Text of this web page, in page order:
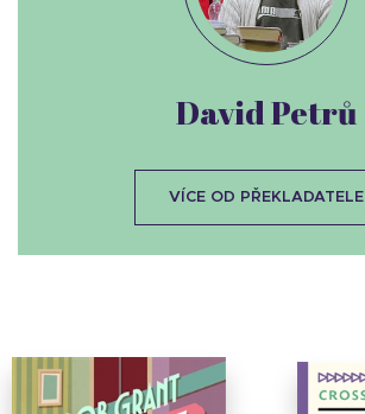
David Petrů
VÍCE OD PŘEKLADATELE